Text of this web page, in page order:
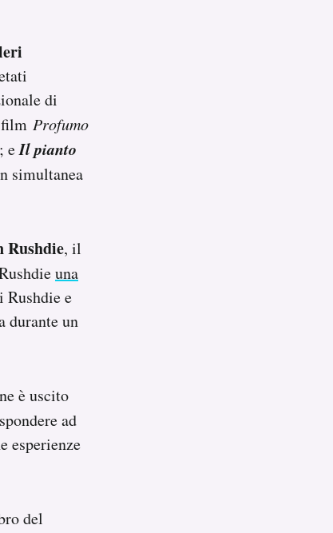
di
Profumo
eIl pianto
simultanea
Rushdie, il
una
Rushdie e
durante un
è uscito
ad
esperienze
del